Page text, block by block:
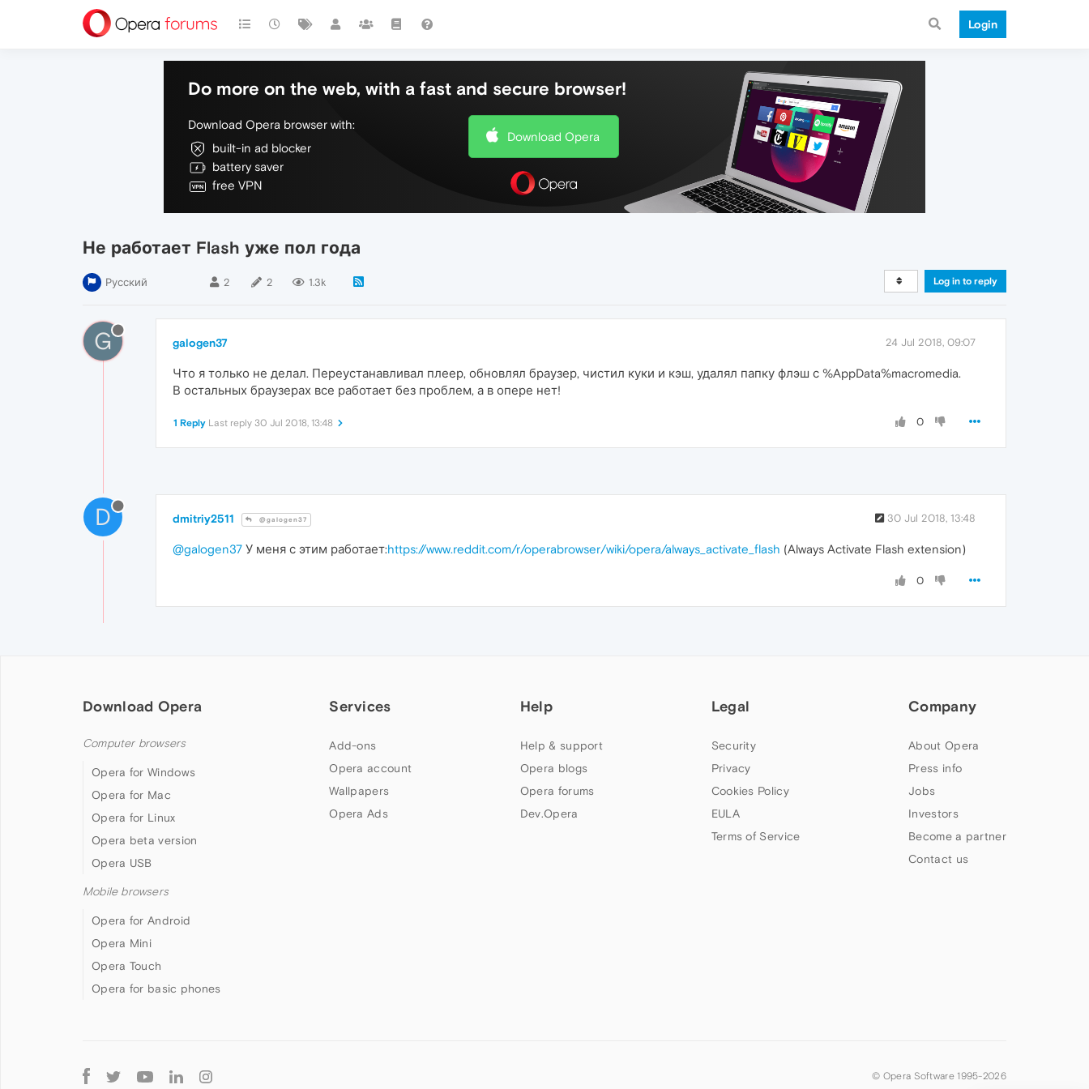
Login
Do more on the web, with a fast and secure browser!
Download Opera browser with:
built-in ad blocker
battery saver
free VPN
Download Opera
Не работает Flash уже пол года
Русский 2 2 1.3k Log in to reply
G galogen37 24 Jul 2018, 09:07
Что я только не делал. Переустанавливал плеер, обновлял браузер, чистил куки и кэш, удалял папку флэш с %AppData%macromedia.
В остальных браузерах все работает без проблем, а в опере нет!
0
1 Reply Last reply 30 Jul 2018, 13:48
D dmitriy2511 @galogen37 30 Jul 2018, 13:48
@galogen37 У меня с этим работает:https://www.reddit.com/r/operabrowser/wiki/opera/always_activate_flash (Always Activate Flash extension)
0
Download Opera
Computer browsers
Opera for Windows
Opera for Mac
Opera for Linux
Opera beta version
Opera USB
Mobile browsers
Opera for Android
Opera Mini
Opera Touch
Opera for basic phones
Services
Add-ons
Opera account
Wallpapers
Opera Ads
Help
Help & support
Opera blogs
Opera forums
Dev.Opera
Legal
Security
Privacy
Cookies Policy
EULA
Terms of Service
Company
About Opera
Press info
Jobs
Investors
Become a partner
Contact us
Follow
© Opera Software 1995-2026